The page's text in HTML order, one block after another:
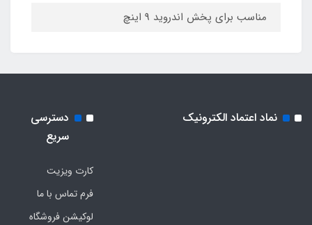
مناسب برای پخش اندروید 9 اینچ
نماد اعتماد الکترونیک
دسترسی
سریع
کارت ویزیت
فرم تماس با ما
لوکیشن فروشگاه